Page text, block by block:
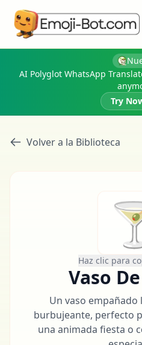
AI Polyglot WhatsApp
Try
Volver a la Biblioteca
Haz clic para
Vaso
Un vaso empañado
burbujeante, perfecto
una animada fiesta o